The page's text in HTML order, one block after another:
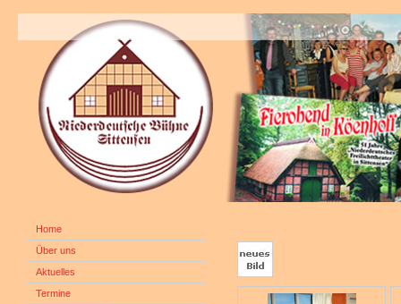
Home
Über uns
Aktuelles
Termine